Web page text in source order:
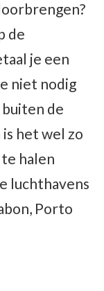
de
je een
niet nodig
buiten de
het wel zo
halen
luchthavens
Porto